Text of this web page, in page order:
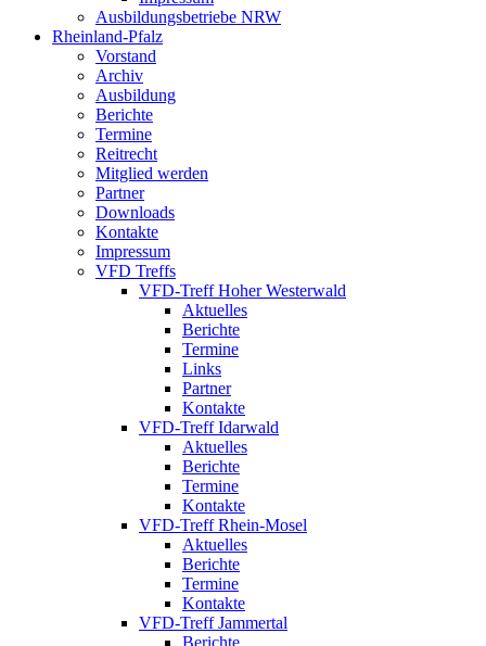
Ausbildungsbetriebe NRW
Rheinland-Pfalz
Vorstand
Archiv
Ausbildung
Berichte
Termine
Reitrecht
Mitglied werden
Partner
Downloads
Kontakte
Impressum
VFD Treffs
VFD-Treff Hoher Westerwald
Aktuelles
Berichte
Termine
Links
Partner
Kontakte
VFD-Treff Idarwald
Aktuelles
Berichte
Termine
Kontakte
VFD-Treff Rhein-Mosel
Aktuelles
Berichte
Termine
Kontakte
VFD-Treff Jammertal
Berichte